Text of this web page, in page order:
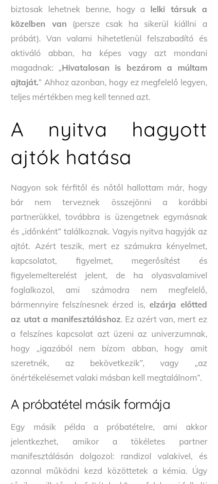
biztosak lehetnek benne, hogy a lelki társuk a
közelben van (persze csak ha sikerül kiállni a
próbát). Van valami hihetetlenül felszabadító és
aktiváló abban, ha képes vagy azt mondani
magadnak: „Hivatalosan is bezárom a múltam
ajtaját.” Ahhoz azonban, hogy ez megfelelő legyen,
teljes mértékben meg kell tenned azt.
A nyitva hagyott
ajtók hatása
Nagyon sok férfitől és nőtől hallottam már, hogy
bár nem terveznek összejönni a korábbi
partnerükkel, továbbra is üzengetnek egymásnak
és „időnként” találkoznak. Vagyis nyitva hagyják az
ajtót. Azért teszik, mert ez számukra kényelmet,
kapcsolatot, figyelmet, megerősítést és
figyelemelterelést jelent, de ha olyasvalamivel
foglalkozol, ami számodra nem megfelelő,
bármennyire felszínesnek érzed is, elzárja előtted
az utat a manifesztáláshoz. Ez azért van, mert ez
a felszínes kapcsolat azt üzeni az univerzumnak,
hogy „igazából nem bízom abban, hogy amit
szeretnék, az bekövetkezik”, vagy „az
önértékelésemet valaki másban kell megtalálnom”.
A próbatétel másik formája
Egy másik példa a próbatételre, ami akkor
jelentkezhet, amikor a tökéletes partner
manifesztálásán dolgozol: randizol valakivel, és
azonnal működni kezd közöttetek a kémia. Úgy